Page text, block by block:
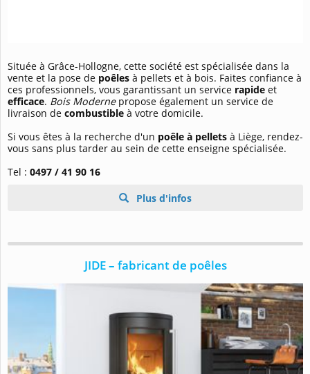
Située à Grâce-Hollogne, cette société est spécialisée dans la
vente et la pose de poêles à pellets et à bois. Faites confiance à
ces professionnels, vous garantissant un service rapide et
efficace. Bois Modernepropose également un service de
livraison de combustible à votre domicile.
Si vous êtes à la recherche d'un poêle à pellets à Liège, rendez-
vous sans plus tarder au sein de cette enseigne spécialisée.
Tel : 0497 / 41 90 16
Plus d'infos
JIDE – fabricant de poêles